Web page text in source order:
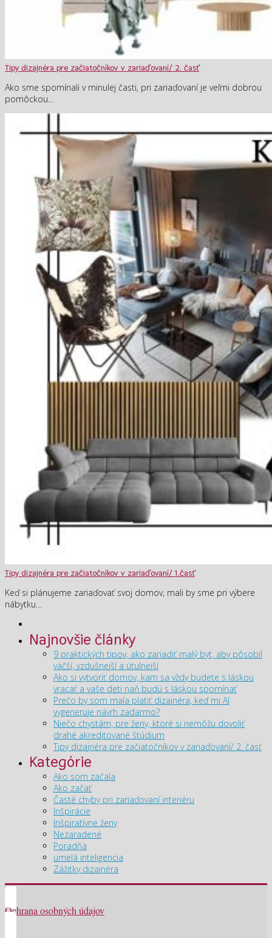
Tipy dizajnéra pre začiatočníkov v zariaďovaní/ 2. časť
Ako sme spomínali v minulej časti, pri zariaďovaní je veľmi dobrou
pomôckou…
Tipy dizajnéra pre začiatočníkov v zariaďovaní/ 1.časť
Keď si plánujeme zariaďovať svoj domov, mali by sme pri výbere
nábytku…
Najnovšie články
9 praktických tipov, ako zariadiť malý byt, aby pôsobil
väčší, vzdušnejší a útulnejší
Ako si vytvoriť domov, kam sa vždy budete s láskou
vracať a vaše deti naň budú s láskou spomínať
Prečo by som mala platiť dizajnéra, keď mi AI
vygeneruje návrh zadarmo?
Niečo chystám, pre ženy, ktoré si nemôžu dovoliť
drahé akreditované štúdium
Tipy dizajnéra pre začiatočníkov v zariaďovaní/ 2. časť
Kategórie
Ako som začala
Ako začať
Časté chyby pri zariaďovaní interiéru
Inšpirácie
Inšpiratívne ženy
Nezaradené
Poradňa
umelá inteligencia
Zážitky dizajnéra
Ochrana osobných údajov